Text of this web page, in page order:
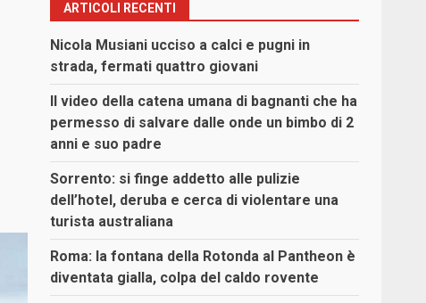
ARTICOLI RECENTI
Nicola Musiani ucciso a calci e pugni in
strada, fermati quattro giovani
Il video della catena umana di bagnanti che ha
permesso di salvare dalle onde un bimbo di 2
anni e suo padre
Sorrento: si finge addetto alle pulizie
dell’hotel, deruba e cerca di violentare una
turista australiana
Roma: la fontana della Rotonda al Pantheon è
diventata gialla, colpa del caldo rovente